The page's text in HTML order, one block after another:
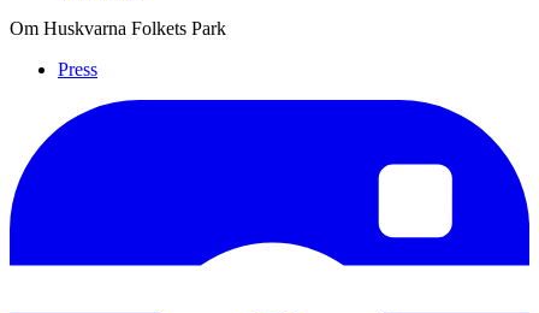
Om Huskvarna Folkets Park
Press